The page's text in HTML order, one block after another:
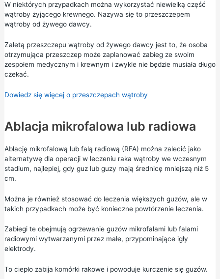
W niektórych przypadkach można wykorzystać niewielką część
wątroby żyjącego krewnego. Nazywa się to przeszczepem
wątroby od żywego dawcy.
Zaletą przeszczepu wątroby od żywego dawcy jest to, że osoba
otrzymująca przeszczep może zaplanować zabieg ze swoim
zespołem medycznym i krewnym i zwykle nie będzie musiała długo
czekać.
Dowiedz się więcej o przeszczepach wątroby
Ablacja mikrofalowa lub radiowa
Ablację mikrofalową lub falą radiową (RFA) można zalecić jako
alternatywę dla operacji w leczeniu raka wątroby we wczesnym
stadium, najlepiej, gdy guz lub guzy mają średnicę mniejszą niż 5
cm.
Można je również stosować do leczenia większych guzów, ale w
takich przypadkach może być konieczne powtórzenie leczenia.
Zabiegi te obejmują ogrzewanie guzów mikrofalami lub falami
radiowymi wytwarzanymi przez małe, przypominające igły
elektrody.
To ciepło zabija komórki rakowe i powoduje kurczenie się guzów.